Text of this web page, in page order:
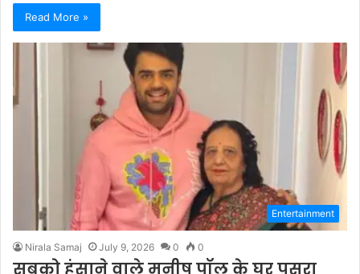
Read More »
Entertainment
Nirala Samaj July 9, 2026 0 0
सबको हंसाने वाले मनीष पॉल के घर पसरा